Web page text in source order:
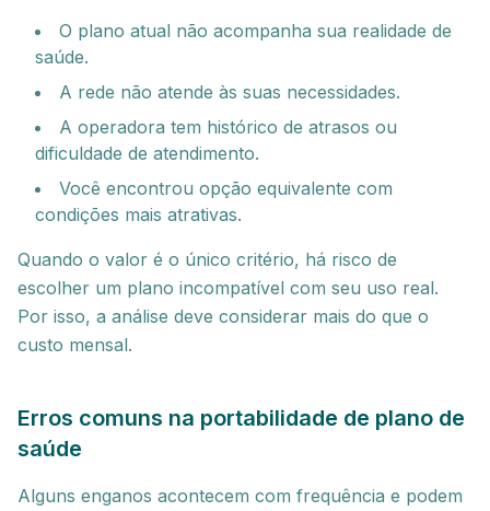
O plano atual não acompanha sua realidade de
saúde.
A rede não atende às suas necessidades.
A operadora tem histórico de atrasos ou
dificuldade de atendimento.
Você encontrou opção equivalente com
condições mais atrativas.
Quando o valor é o único critério, há risco de
escolher um plano incompatível com seu uso real.
Por isso, a análise deve considerar mais do que o
custo mensal.
Erros comuns na portabilidade de plano de
saúde
Alguns enganos acontecem com frequência e podem